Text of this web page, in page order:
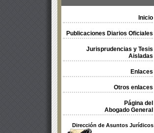
Inicio
Publicaciones Diarios Oficiales
Jurisprudencias y Tesis
Aisladas
Enlaces
Otros enlaces
Página del
Abogado General
Dirección de Asuntos Jurídicos